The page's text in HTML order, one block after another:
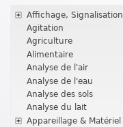
Affichage, Signalisation
Agitation
Agriculture
Alimentaire
Analyse de l'air
Analyse de l'eau
Analyse des sols
Analyse du lait
Appareillage & Matériel